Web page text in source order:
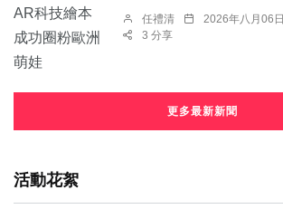
任禮清 2026年八月06日
3 分享
更多最新新聞
活動花絮